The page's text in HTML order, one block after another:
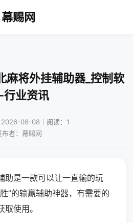
幕赐网
麻将外挂辅助器_控制软
行业资讯
2026-08-08｜阅读：1
布者：幕赐网
助是一款可以让一直输的玩
”的输赢辅助神器，有需要的
使用。